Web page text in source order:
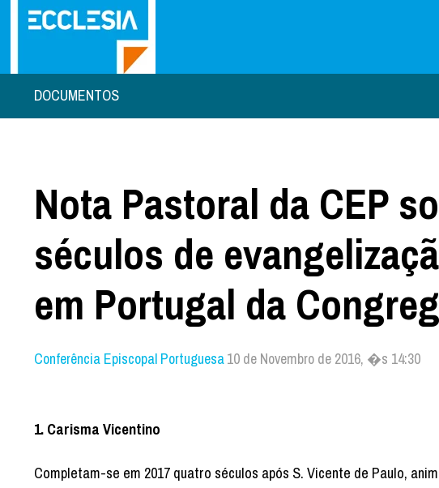
DOCUMENTOS
Nota Pastoral da CEP
séculos de
em Portugal da
Conferência Episcopal Portuguesa10 de Novembro de 2016, �s 14:30
1. Carisma Vicentino
Completam-se em 2017 quatro séculos após S. Vicente de Paulo,